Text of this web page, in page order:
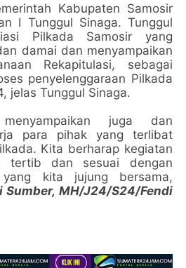
Kabupaten Samosir
I Tunggul Sinaga. Tunggul
Pilkada Samosir yang
damai dan menyampaikan
Rekapitulasi, sebagai
penyelenggaraan Pilkada
jelas Tunggul Sinaga.
juga dan
para pihak yang terlibat
Kita berharap kegiatan
tertib dan sesuai dengan
kita jujung bersama,
Sumber, MH/J24/S24/Fendi